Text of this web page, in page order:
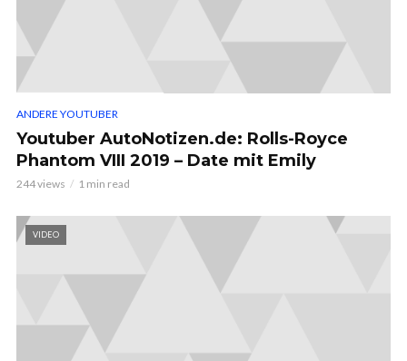
ANDERE YOUTUBER
Youtuber AutoNotizen.de: Rolls-Royce
Phantom VIII 2019 – Date mit Emily
244 views 1 min read
VIDEO